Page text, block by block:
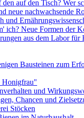
auf den Tisch? Wer
neue nachwachsende
und
ich? Neue Formen der
aus dem Labor für
Bausteinen zum
Honigfrau"
und
Chancen und
Stöcken